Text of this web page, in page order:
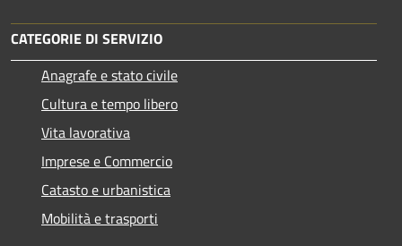
CATEGORIE DI SERVIZIO
Anagrafe e stato civile
Cultura e tempo libero
Vita lavorativa
Imprese e Commercio
Catasto e urbanistica
Mobilità e trasporti